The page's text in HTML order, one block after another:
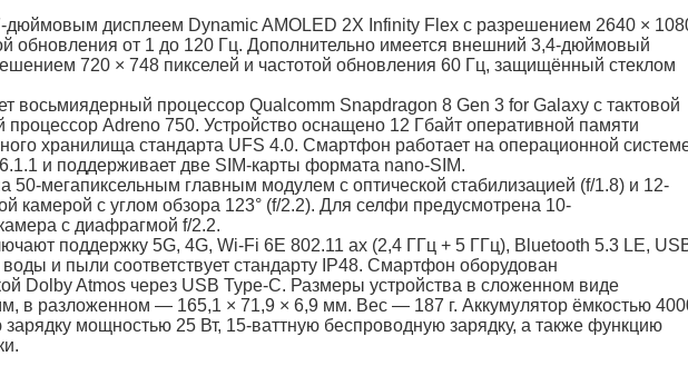
дюймовым дисплеем Dynamic AMOLED 2X Infinity Flex с разрешением 2640 ×
обновления от 1 до 120 Гц. Дополнительно имеется внешний 3,4-дюймовый
720 × 748 пикселей и частотой обновления 60 Гц, защищённый стеклом
восьмиядерный процессор Qualcomm Snapdragon 8 Gen 3 for Galaxy с тактовой
процессор Adreno 750. Устройство оснащено 12 Гбайт оперативной памяти
хранилища стандарта UFS 4.0. Смартфон работает на операционной
и поддерживает две SIM-карты формата nano-SIM.
50-мегапиксельным главным модулем с оптической стабилизацией (f/1.8) и 12-
камерой с углом обзора 123° (f/2.2). Для селфи предусмотрена 10-
с диафрагмой f/2.2.
поддержку 5G, 4G, Wi-Fi 6E 802.11 ax (2,4 ГГц + 5 ГГц), Bluetooth 5.3 LE,
и пыли соответствует стандарту IP48. Смартфон оборудован
Dolby Atmos через USB Type-C. Размеры устройства в сложенном виде
в разложенном — 165,1 × 71,9 × 6,9 мм. Вес — 187 г. Аккумулятор ёмкостью
мощностью 25 Вт, 15-ваттную беспроводную зарядку, а также функцию